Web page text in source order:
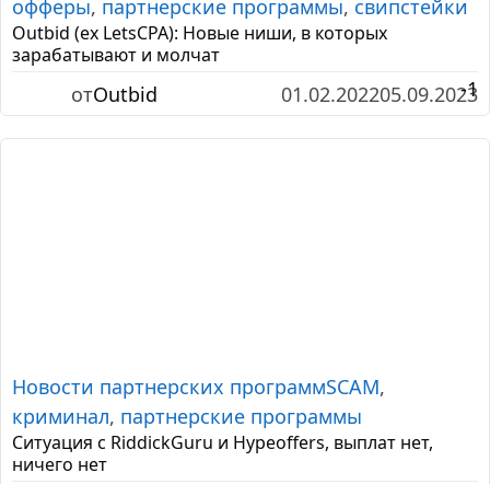
-1
офферы, партнерские программы, свипстейки
Outbid (ex LetsCPA): Новые ниши, в которых
зарабатывают и молчат
отOutbid 01.02.202205.09.2023
Новости партнерских программSCAM,
криминал, партнерские программы
Ситуация с RiddickGuru и Hypeoffers, выплат нет,
ничего нет